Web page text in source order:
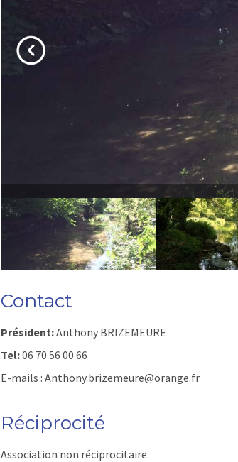
Contact
Président:Anthony BRIZEMEURE
Tel:06 70 56 00 66
E-mails : Anthony.brizemeure@orange.fr
Réciprocité
Association non réciprocitaire